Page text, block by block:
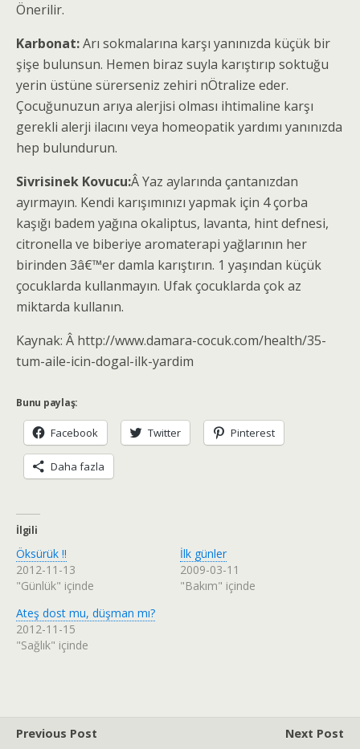
Önerilir.
Karbonat:Arı sokmalarına karşı yanınızda küçük bir
şişe bulunsun. Hemen biraz suyla karıştırıp soktuğu
yerin üstüne sürerseniz zehiri nÖtralize eder.
Çocuğunuzun arıya alerjisi olması ihtimaline karşı
gerekli alerji ilacını veya homeopatik yardımı yanınızda
hep bulundurun.
Sivrisinek Kovucu:Â Yaz aylarında çantanızdan
ayırmayın. Kendi karışımınızı yapmak için 4 çorba
kaşığı badem yağına okaliptus, lavanta, hint defnesi,
citronella ve biberiye aromaterapi yağlarının her
birinden 3â€™er damla karıştırın. 1 yaşından küçük
çocuklarda kullanmayın. Ufak çocuklarda çok az
miktarda kullanın.
Kaynak: Â http://www.damara-cocuk.com/health/35-
tum-aile-icin-dogal-ilk-yardim
Bunu paylaş:
Facebook Twitter Pinterest
Daha fazla
İlgili
Öksürük !!
2012-11-13
"Günlük" içinde
İlk günler
2009-03-11
"Bakım" içinde
Ateş dost mu, düşman mı?
2012-11-15
"Sağlık" içinde
Previous Post
Next Post